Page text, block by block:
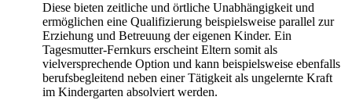
Diese bieten zeitliche und örtliche Unabhängigkeit und
ermöglichen eine Qualifizierung beispielsweise parallel zur
Erziehung und Betreuung der eigenen Kinder. Ein
Tagesmutter-Fernkurs erscheint Eltern somit als
vielversprechende Option und kann beispielsweise ebenfalls
berufsbegleitend neben einer Tätigkeit als ungelernte Kraft
im Kindergarten absolviert werden.